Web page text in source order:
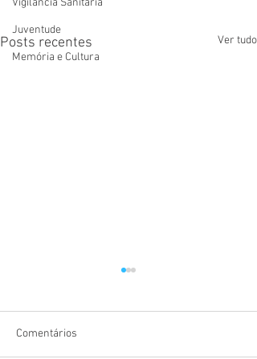
Vigilãncia Sanitária
Juventude
Memória e Cultura
Posts recentes Ver tudo
Comentários